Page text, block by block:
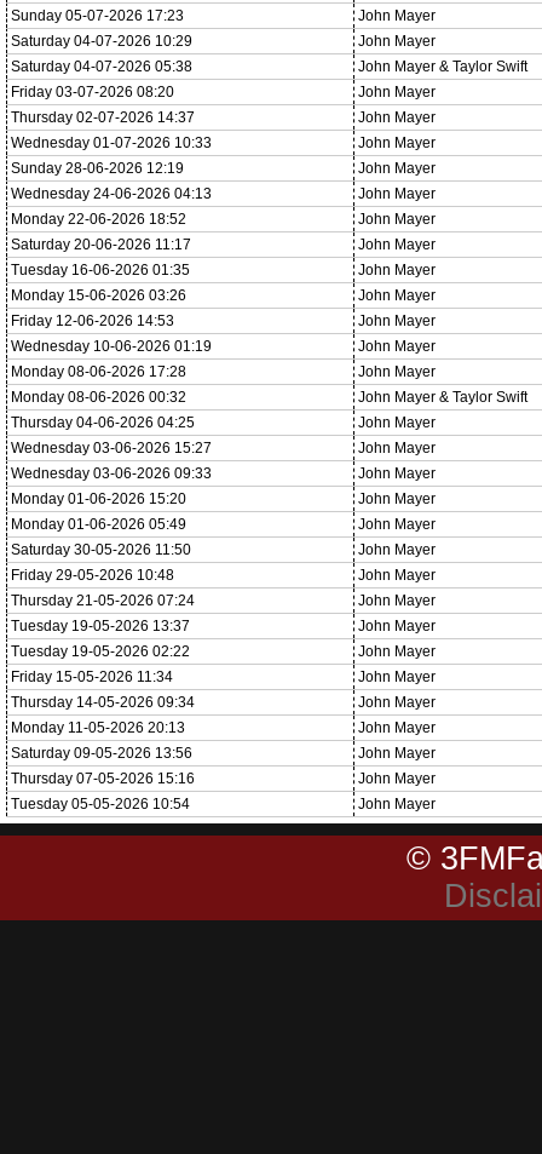
Sunday 05-07-2026 17:23
John Mayer
Saturday 04-07-2026 10:29
John Mayer
Saturday 04-07-2026 05:38
John Mayer & Taylor Swift
Friday 03-07-2026 08:20
John Mayer
Thursday 02-07-2026 14:37
John Mayer
Wednesday 01-07-2026 10:33
John Mayer
Sunday 28-06-2026 12:19
John Mayer
Wednesday 24-06-2026 04:13
John Mayer
Monday 22-06-2026 18:52
John Mayer
Saturday 20-06-2026 11:17
John Mayer
Tuesday 16-06-2026 01:35
John Mayer
Monday 15-06-2026 03:26
John Mayer
Friday 12-06-2026 14:53
John Mayer
Wednesday 10-06-2026 01:19
John Mayer
Monday 08-06-2026 17:28
John Mayer
Monday 08-06-2026 00:32
John Mayer & Taylor Swift
Thursday 04-06-2026 04:25
John Mayer
Wednesday 03-06-2026 15:27
John Mayer
Wednesday 03-06-2026 09:33
John Mayer
Monday 01-06-2026 15:20
John Mayer
Monday 01-06-2026 05:49
John Mayer
Saturday 30-05-2026 11:50
John Mayer
Friday 29-05-2026 10:48
John Mayer
Thursday 21-05-2026 07:24
John Mayer
Tuesday 19-05-2026 13:37
John Mayer
Tuesday 19-05-2026 02:22
John Mayer
Friday 15-05-2026 11:34
John Mayer
Thursday 14-05-2026 09:34
John Mayer
Monday 11-05-2026 20:13
John Mayer
Saturday 09-05-2026 13:56
John Mayer
Thursday 07-05-2026 15:16
John Mayer
Tuesday 05-05-2026 10:54
John Mayer
©